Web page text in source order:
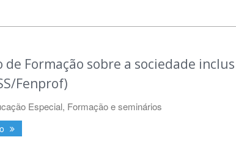
de Formação sobre a sociedade
Fenprof)
Especial, Formação e seminários